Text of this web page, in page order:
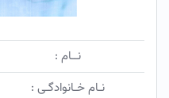
نــام :
نـام خـانوادگـی :